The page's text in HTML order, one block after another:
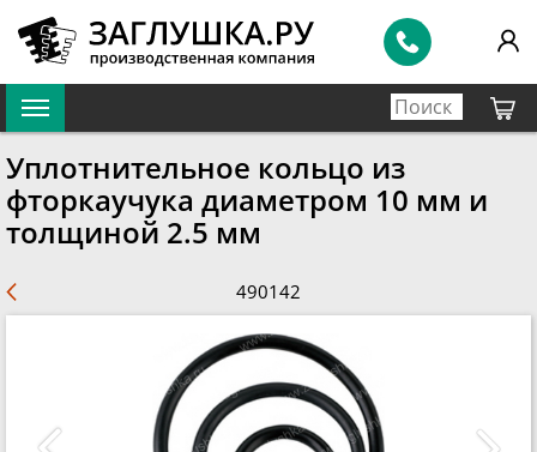
Уплотнительное кольцо из
фторкаучука диаметром 10 мм и
толщиной 2.5 мм
490142